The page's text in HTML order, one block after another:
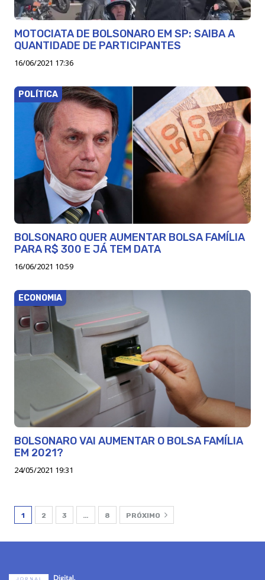
MOTOCIATA DE BOLSONARO EM SP: SAIBA A
QUANTIDADE DE PARTICIPANTES
16/06/2021 17:36
POLÍTICA
BOLSONARO QUER AUMENTAR BOLSA FAMÍLIA
PARA R$ 300 E JÁ TEM DATA
16/06/2021 10:59
ECONOMIA
BOLSONARO VAI AUMENTAR O BOLSA FAMÍLIA
EM 2021?
24/05/2021 19:31
1 2 3 … 8 PRÓXIMO